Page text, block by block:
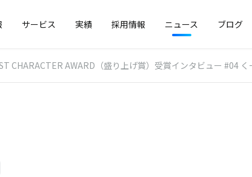
サービス 実績 採用情報 ニュース ブログ
CHARACTER AWARD（盛り上げ賞）受賞インタビュー #04